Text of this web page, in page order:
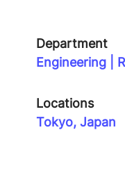
Department
Engineering |
Locations
Tokyo, Japan